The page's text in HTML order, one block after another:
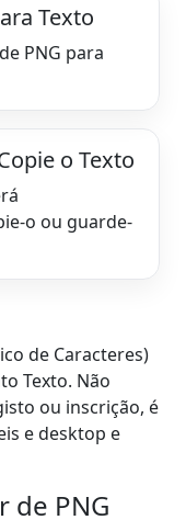
Texto
PNG para
o Texto
o ou guarde-
de Caracteres)
Texto. Não
ou inscrição, é
e desktop e
de PNG